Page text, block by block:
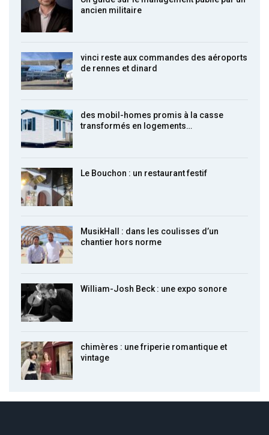
ancien militaire
vinci reste aux commandes des aéroports
de rennes et dinard
des mobil-homes promis à la casse
transformés en logements…
Le Bouchon : un restaurant festif
MusikHall : dans les coulisses d’un
chantier hors norme
William-Josh Beck : une expo sonore
chimères : une friperie romantique et
vintage